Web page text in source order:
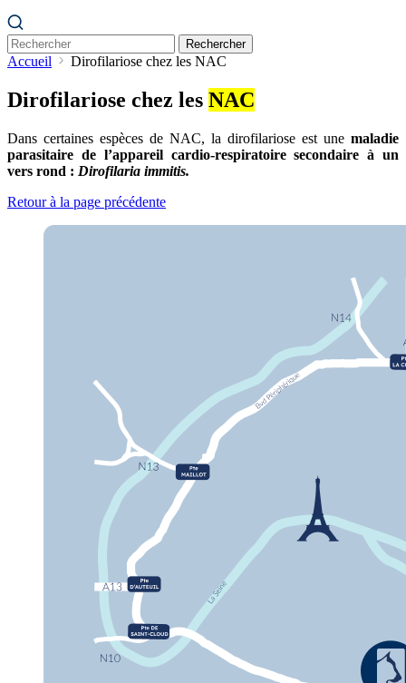
Rechercher
Accueil Dirofilariose chez les NAC
Dirofilariose chez les NAC
Dans certaines espèces de NAC, la dirofilariose est une maladie
parasitaire de l’appareil cardio-respiratoire secondaire à un
vers rond : Dirofilaria immitis.
Retour à la page précédente